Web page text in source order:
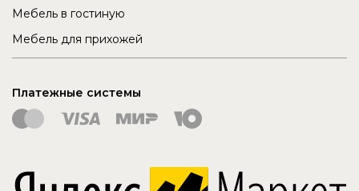
Мебель в гостиную
Мебель для прихожей
Платежные системы